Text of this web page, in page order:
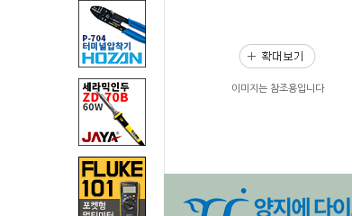
이미지는 참조용입니다